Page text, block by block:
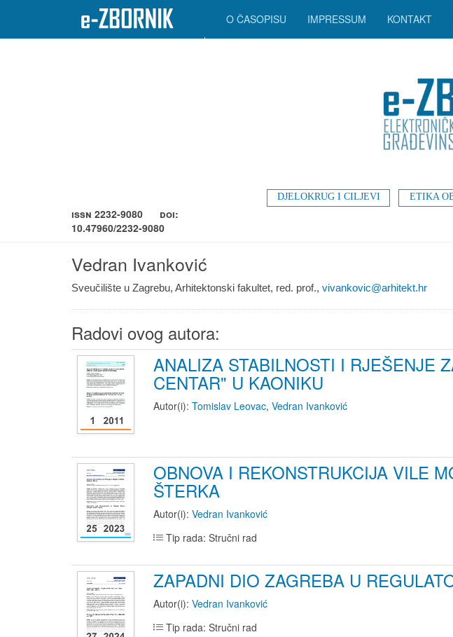
DJELOKRUG I CILJEVI ETIKA
O ČASOPISU IMPRESSUM KONTAKT
ISSN 2232-9080 DOI:
10.47960/2232-9080
Vedran Ivanković
Sveučilište u Zagrebu, Arhitektonski fakultet, red. prof., vivankovic@arhitekt.hr
Radovi ovog autora:
ANALIZA STABILNOSTI I RJEŠENJE
CENTAR" U KAONIKU
Autor(i): Tomislav Leovac, Vedran Ivanković
OBNOVA I REKONSTRUKCIJA VILE
ŠTERKA
Autor(i): Vedran Ivanković
Tip rada: Stručni rad
ZAPADNI DIO ZAGREBA U
Autor(i): Vedran Ivanković
Tip rada: Stručni rad